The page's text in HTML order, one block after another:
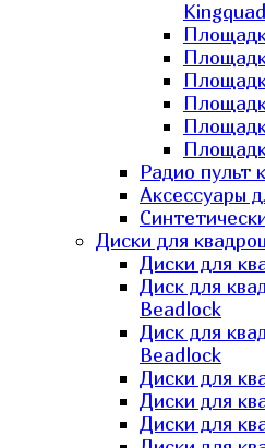
Kingquad
Радио пульт
Аксессуары
Диски для
Диски для
Диск для
Beadlock
Диск для
Beadlock
Диски для
Диски для
Диски для